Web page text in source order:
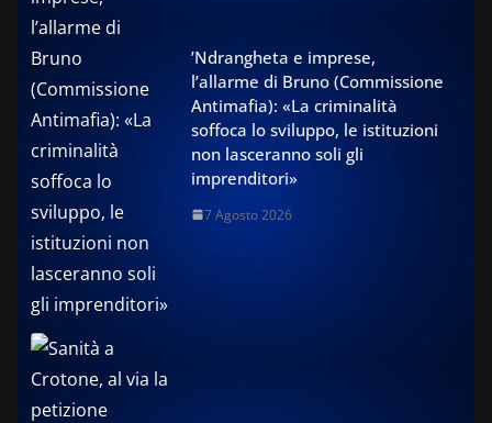
’Ndrangheta e imprese,
l’allarme di Bruno (Commissione
Antimafia): «La criminalità
soffoca lo sviluppo, le istituzioni
non lasceranno soli gli
imprenditori»
7 Agosto 2026